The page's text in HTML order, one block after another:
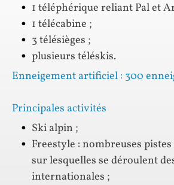
1 téléphérique reliant Pal et
1 télécabine ;
3 télésièges ;
plusieurs téléskis.
Enneigement artificiel : 300
Principales activités
Ski alpin ;
Freestyle : nombreuses
sur lesquelles se déroulent
internationales ;